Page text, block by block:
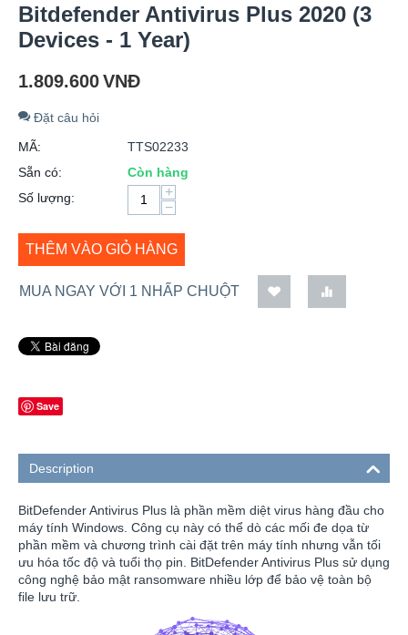
Bitdefender Antivirus Plus 2020 (3
Devices - 1 Year)
1.809.600VNĐ
Đặt câu hỏi
MÃ:
TTS02233
Sẵn có:
Còn hàng
Số lượng:
+
−
THÊM VÀO GIỎ HÀNG
MUA NGAY VỚI 1 NHẤP CHUỘT
Save
Description
BitDefender Antivirus Plus là phần mềm diệt virus hàng đầu cho
máy tính Windows. Công cụ này có thể dò các mối đe dọa từ
phần mềm và chương trình cài đặt trên máy tính nhưng vẫn tối
ưu hóa tốc độ và tuổi thọ pin. BitDefender Antivirus Plus sử dụng
công nghệ bảo mật ransomware nhiều lớp để bảo vệ toàn bộ
file lưu trữ.